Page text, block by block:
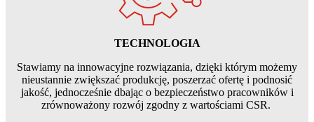
TECHNOLOGIA
Stawiamy na innowacyjne rozwiązania, dzięki którym możemy
nieustannie zwiększać produkcję, poszerzać ofertę i podnosić
jakość, jednocześnie dbając o bezpieczeństwo pracowników i
zrównoważony rozwój zgodny z wartościami CSR.